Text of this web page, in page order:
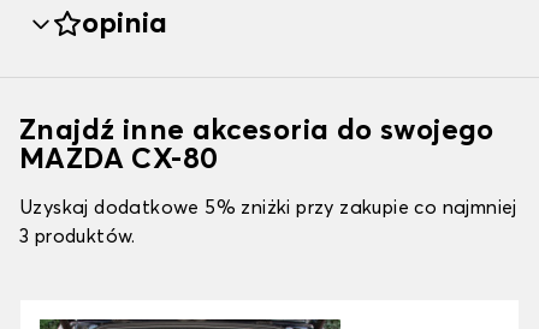
opinia
Znajdź inne akcesoria do swojego
MAZDA CX-80
Uzyskaj dodatkowe 5% zniżki przy zakupie co najmniej
3 produktów.